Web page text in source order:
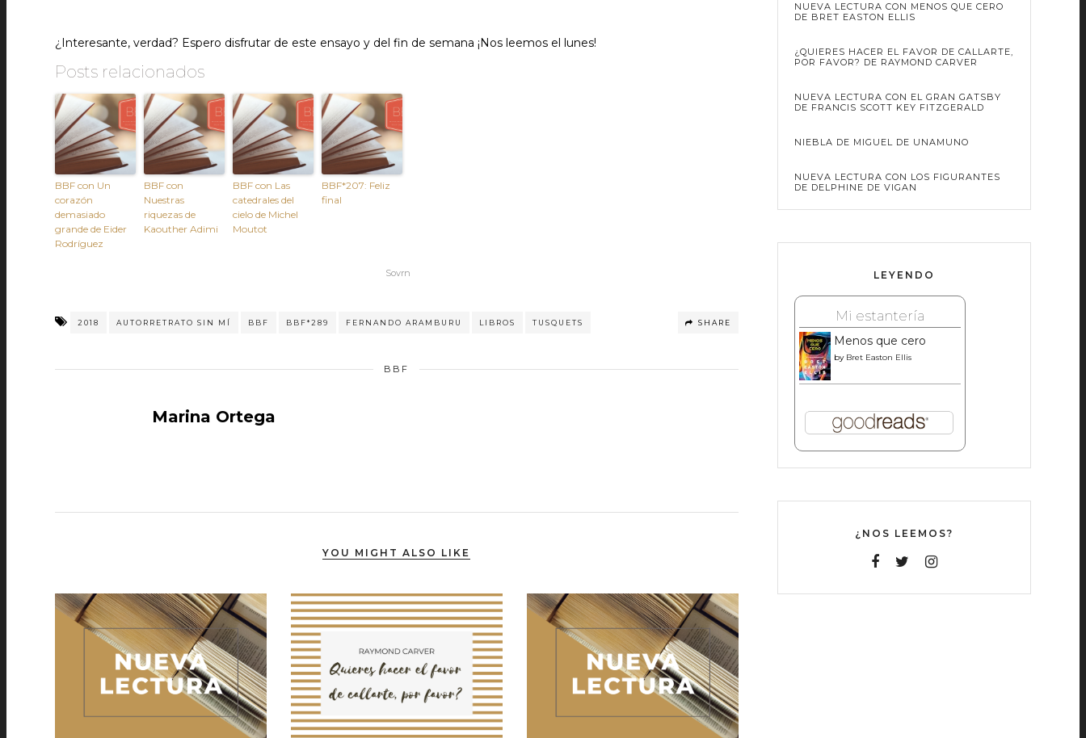
¿Interesante, verdad? Espero disfrutar de este ensayo y del fin de semana ¡Nos leemos el lunes!
Posts relacionados
BBF con Un
corazón
demasiado
grande de Eider
Rodríguez
BBF con
Nuestras
riquezas de
Kaouther Adimi
BBF con Las
catedrales del
cielo de Michel
Moutot
BBF*207: Feliz
final
Sovrn
2018 AUTORRETRATO SIN MÍ BBF BBF*289 FERNANDO ARAMBURU LIBROS TUSQUETS SHARE
BBF
Marina Ortega
YOU MIGHT ALSO LIKE
NUEVA LECTURA CON MENOS QUE CERO
DE BRET EASTON ELLIS
¿QUIERES HACER EL FAVOR DE CALLARTE,
POR FAVOR? DE RAYMOND CARVER
NUEVA LECTURA CON EL GRAN GATSBY
DE FRANCIS SCOTT KEY FITZGERALD
NIEBLA DE MIGUEL DE UNAMUNO
NUEVA LECTURA CON LOS FIGURANTES
DE DELPHINE DE VIGAN
LEYENDO
Mi estantería
Menos que cero
by Bret Easton Ellis
¿NOS LEEMOS?